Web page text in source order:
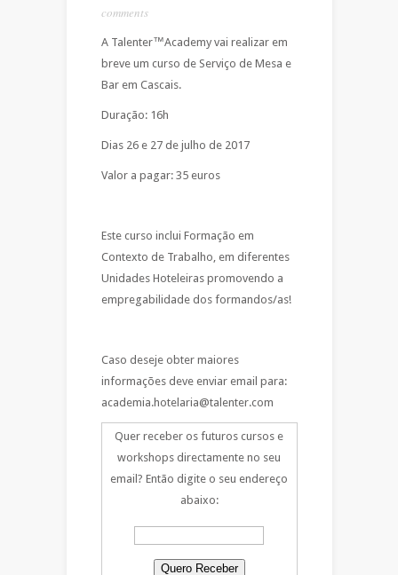
comments
A Talenter™Academy vai realizar em
breve um curso de Serviço de Mesa e
Bar em Cascais.
Duração: 16h
Dias 26 e 27 de julho de 2017
Valor a pagar: 35 euros
Este curso inclui Formação em
Contexto de Trabalho, em diferentes
Unidades Hoteleiras promovendo a
empregabilidade dos formandos/as!
Caso deseje obter maiores
informações deve enviar email para:
academia.hotelaria@talenter.com
Quer receber os futuros cursos e
workshops directamente no seu
email? Então digite o seu endereço
abaixo: